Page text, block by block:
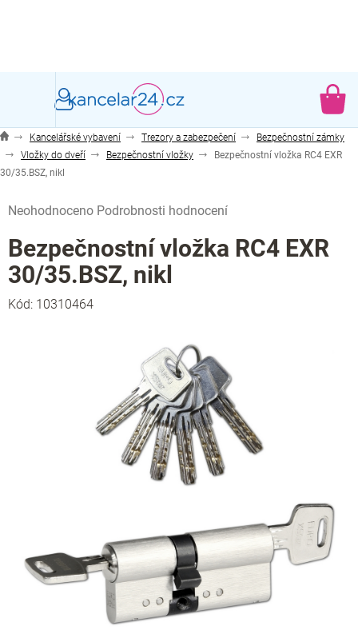
Kancelářské vybavení Trezory a zabezpečení
Bezpečnostní zámky
Vložky do dveří
Bezpečnostní vložky
Bezpečnostní vložka RC4 EXR
30/35.BSZ, nikl
hodnocení
produktu
je
0,0
z
5
Neohodnoceno Podrobnosti hodnocení
Bezpečnostní vložka RC4 EXR
30/35.BSZ, nikl
Kód: 10310464